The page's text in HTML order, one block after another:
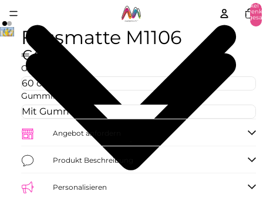
Artikel
Fussmatte M1106
€42,73
Größe
Gummirand
Angebot anfordern
Produkt Beschreibung
Personalisieren